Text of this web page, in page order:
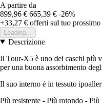
A partire da
899,96 € 665,39 € -26%
+33,27 € offerti sul tuo
Loading...
Descrizione
Il Tour-X5 è uno dei caschi più
per una buona assorbimento
Il suo interno è in tessuto
Più resistente - Più rotondo - Più